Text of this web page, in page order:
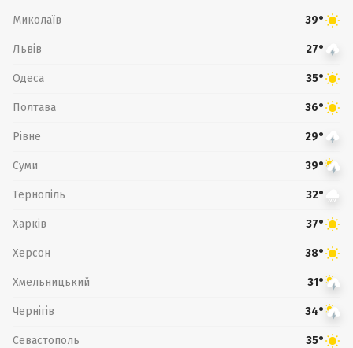
Миколаїв 39°
Львів 27°
Одеса 35°
Полтава 36°
Рівне 29°
Суми 39°
Тернопіль 32°
Харків 37°
Херсон 38°
Хмельницький 31°
Чернігів 34°
Севастополь 35°